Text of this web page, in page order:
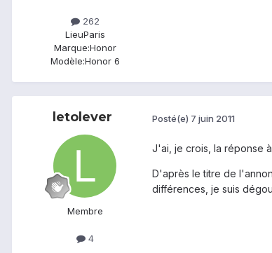
262
LieuParis
Marque:Honor
Modèle:Honor 6
letolever
Membre
4
Posté(e) 7 juin 2011
J'ai, je crois, la réponse
D'après le titre de
différences, je suis